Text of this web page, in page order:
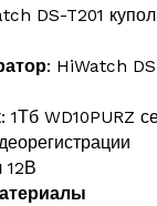
DS-T201
: HiWatch
: 1Тб WD10PURZ
12В